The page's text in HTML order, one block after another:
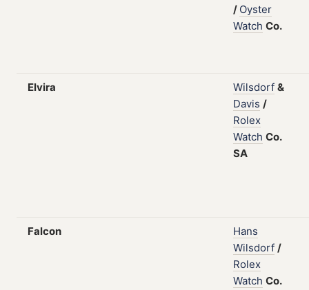
/ Oyster
Watch Co.
Elvira Wilsdorf &
Davis /
Rolex
Watch Co.
SA
Falcon
Hans
Wilsdorf /
Rolex
Watch Co.